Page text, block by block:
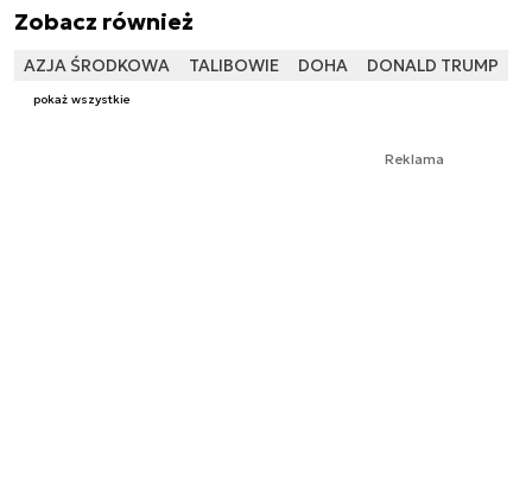
Zobacz również
AZJA ŚRODKOWA TALIBOWIE DOHA DONALD TRUMP
pokaż wszystkie
Reklama